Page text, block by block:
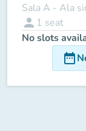
Sala A - Ala
person 1 seat
No slots
date_range